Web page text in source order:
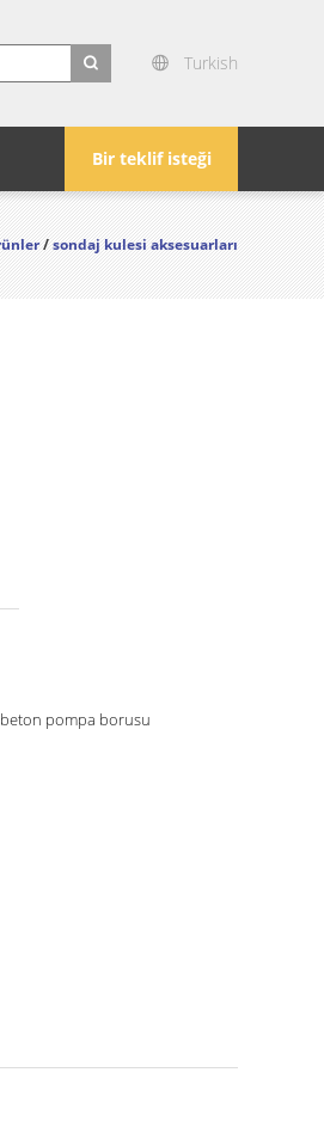
Turkish
Bir teklif isteği
/sondaj kulesi aksesuarları
pompa borusu